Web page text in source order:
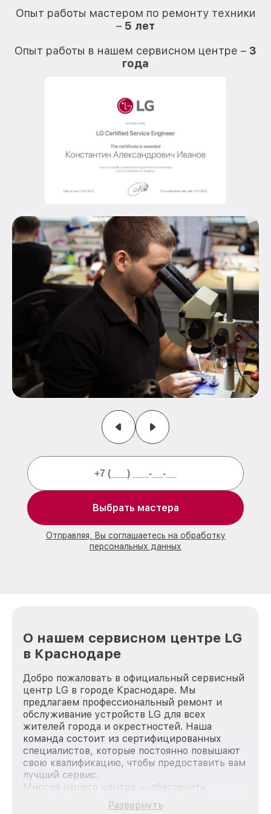
Опыт работы мастером по ремонту техники
– 5 лет
Опыт работы в нашем сервисном центре – 3
года
Выбрать мастера
Отправляя, Вы соглашаетесь на обработку
персональных данных
О нашем сервисном центре LG
в Краснодаре
Добро пожаловать в официальный сервисный
центр LG в городе Краснодаре. Мы
предлагаем профессиональный ремонт и
обслуживание устройств LG для всех
жителей города и окрестностей. Наша
команда состоит из сертифицированных
специалистов, которые постоянно повышают
свою квалификацию, чтобы предоставить вам
лучший сервис.
Миссия нашего центра — обеспечить
качественный и доступный ремонт для
каждого пользователя продукции LG, вне
Развернуть